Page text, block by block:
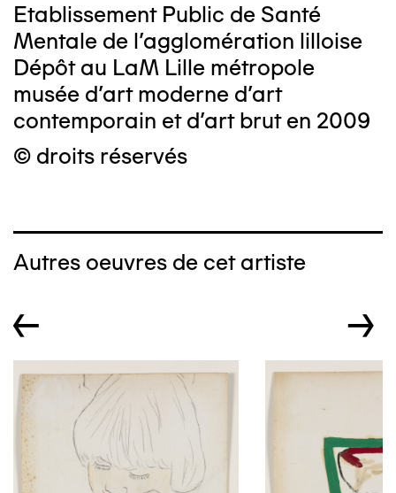
Etablissement Public de Santé
Mentale de l'agglomération lilloise
Dépôt au LaM Lille métropole
musée d’art moderne d’art
contemporain et d’art brut en 2009
© droits réservés
Autres oeuvres de cet artiste
← →